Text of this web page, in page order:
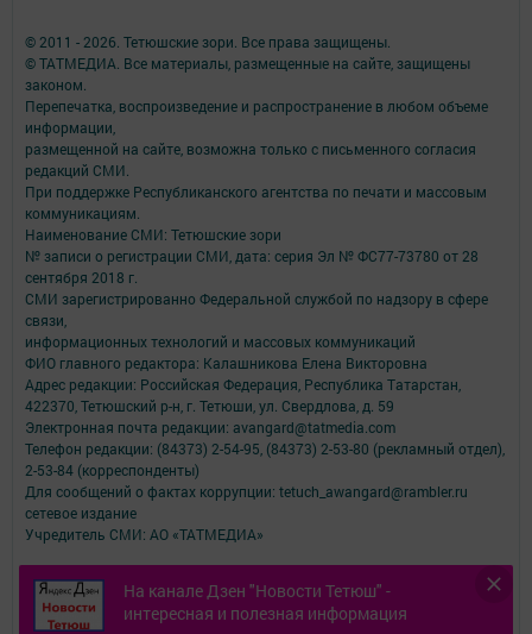
На канале Дзен "Новости Тетюш" -
интересная и полезная информация
© 2011 - 2026. Тетюшские зори. Все права защищены.
© ТАТМЕДИА. Все материалы, размещенные на сайте, защищены
законом.
Перепечатка, воспроизведение и распространение в любом объеме
информации,
размещенной на сайте, возможна только с письменного согласия
редакций СМИ.
При поддержке Республиканского агентства по печати и массовым
коммуникациям.
Наименование СМИ: Тетюшские зори
№ записи о регистрации СМИ, дата: серия Эл № ФС77-73780 от 28
сентября 2018 г.
СМИ зарегистрированно Федеральной службой по надзору в сфере
связи,
информационных технологий и массовых коммуникаций
ФИО главного редактора: Калашникова Елена Викторовна
Адрес редакции: Российская Федерация, Республика Татарстан,
422370, Тетюшский р-н, г. Тетюши, ул. Свердлова, д. 59
Электронная почта редакции: avangard@tatmedia.com
Телефон редакции: (84373) 2-54-95, (84373) 2-53-80 (рекламный отдел),
2-53-84 (корреспонденты)
Для сообщений о фактах коррупции: tetuch_awangard@rambler.ru
сетевое издание
Учредитель СМИ: АО «ТАТМЕДИА»
Антикоррупционная политика
АО «ТАТМЕДИА» использует «cookie»для персонализации сервисов и
удобства пользователей сайтом.